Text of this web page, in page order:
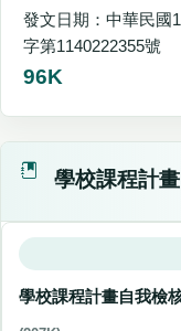
發文日期：中華民國
字第1140222355號
96K
學校課程計
學校課程計畫自我檢